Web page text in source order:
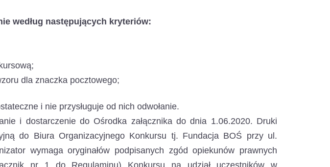
według następujących kryteriów:
dla znaczka pocztowego;
i nie przysługuje od nich odwołanie.
i dostarczenie do Ośrodka załącznika do dnia 1.06.2020. Druki
do Biura Organizacyjnego Konkursu tj. Fundacja BOŚ przy ul.
wymaga oryginałów podpisanych zgód opiekunów prawnych
nr 1 do Regulaminu) Konkursu na udział uczestników w